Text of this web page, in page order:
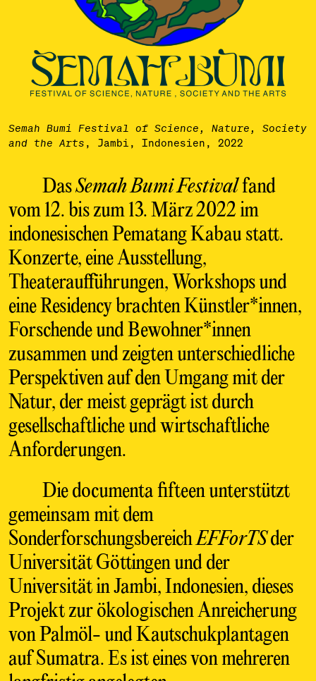
Semah Bumi Festival of Science, Nature, Society
and the Arts , Jambi, Indonesien, 2022
DasSemah Bumi Festivalfand
vom 12. bis zum 13. März 2022 im
indonesischen Pematang Kabau statt.
Konzerte, eine Ausstellung,
Theateraufführungen, Workshops und
eine Residency brachten Künstler*innen,
Forschende und Bewohner*innen
zusammen und zeigten unterschiedliche
Perspektiven auf den Umgang mit der
Natur, der meist geprägt ist durch
gesellschaftliche und wirtschaftliche
Anforderungen.
Die documenta fifteen unterstützt
gemeinsam mit dem
SonderforschungsbereichEFForTSder
Universität Göttingen und der
Universität in Jambi, Indonesien, dieses
Projekt zur ökologischen Anreicherung
von Palmöl- und Kautschukplantagen
auf Sumatra. Es ist eines von mehreren